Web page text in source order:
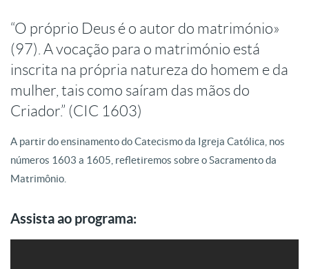
“O próprio Deus é o autor do matrimónio»
(97). A vocação para o matrimónio está
inscrita na própria natureza do homem e da
mulher, tais como saíram das mãos do
Criador.” (CIC 1603)
A partir do ensinamento do Catecismo da Igreja Católica, nos
números 1603 a 1605, refletiremos sobre o Sacramento da
Matrimônio.
Assista ao programa: